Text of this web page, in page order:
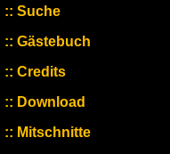
Suche
Gästebuch
Credits
Download
Mitschnitte